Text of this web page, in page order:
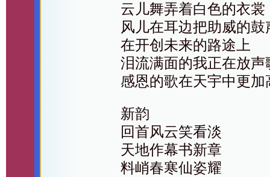
云儿舞弄着白色的衣裳
风儿在耳边把助威的鼓
在开创未来的路途上
泪流满面的我正在放声
感恩的歌在天宇中更加
新韵
回首风云笑看淡
天地作幕书新章
料峭春寒仙姿耀